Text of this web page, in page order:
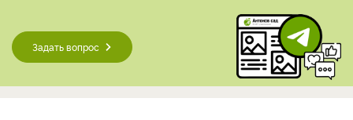
Задать вопрос